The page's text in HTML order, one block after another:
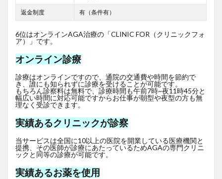
返金制度 有（条件有）
6位はオンラインAGA治療の「CLINIC FOR（クリニックフォ
ア）」です。
オンライン診療
診療はオンラインですので、通院の交通費や時間を節約で
き、誰にも知られずに診療を受けることが可能です。
もちろん診察料は無料で、診療時間も午前7時~夜11時45分と
幅広い時間に対応可能ですからお仕事が朝型や夜型の方も無
理なく受診できます。
実績あるクリニックが診察
当サービスは全国に10以上の医院を開業している医療機関と
提携、その医師が診療にあたっているためAGAの専門クリニ
ックと同等の診療が可能です。
実績あるお薬を使用